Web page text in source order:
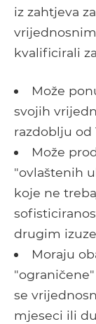
iz zahtjeva
kvalificirali
Može
svojih
razdoblju od
Može
"ovlaštenih
koje ne
drugim
Moraju
se
mjeseci ili